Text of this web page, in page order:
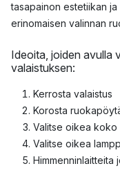
tasapainon estetiikan
erinomaisen valinnan
Ideoita, joiden avulla
valaistuksen:
Kerrosta valaistus
Korosta
Valitse oikea koko
Valitse oikea
Himmenninlaitteita